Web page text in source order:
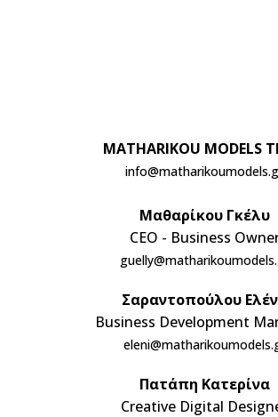
MATHARIKOU MODELS
Μαθαρίκου Γκέλυ
CEO - Business
Σαραντοπούλου
Business Development
Πατάπη Κατερίνα
Creative Digital